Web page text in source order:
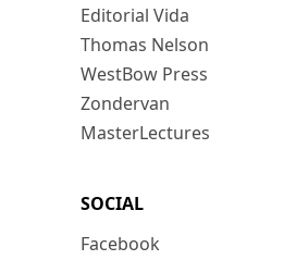
Editorial Vida
Thomas Nelson
WestBow Press
Zondervan
MasterLectures
SOCIAL
Facebook